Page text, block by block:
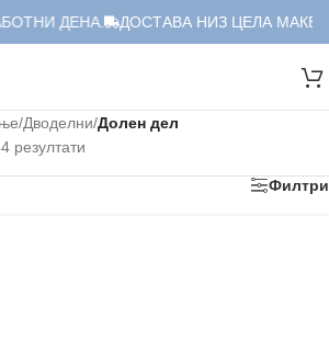
ДЕНА. ДОСТАВА НИЗ ЦЕЛА
/Дводелни/Долен дел
резултати
Филтри